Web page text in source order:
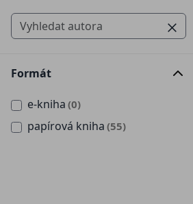
Formát
e-kniha (0)
papírová kniha (55)